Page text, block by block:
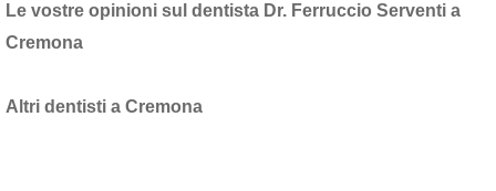
Le vostre opinioni sul dentista Dr. Ferruccio Serventi a
Cremona
Altri dentisti a Cremona